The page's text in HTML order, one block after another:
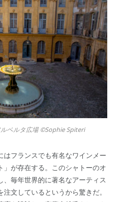
ベルタ広場 ©Sophie Spiteri
はフランスでも有名なワインメー
」が存在する。このシャトーのオ
毎年世界的に著名なアーティス
文しているというから驚きだ。